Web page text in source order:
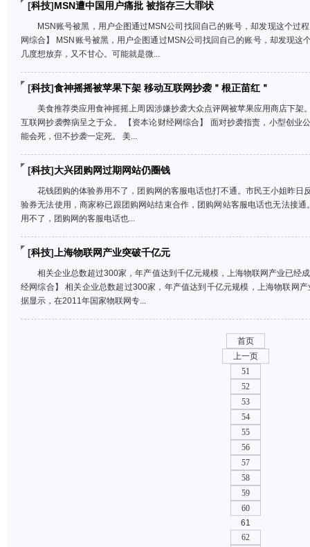
[科技]MSN遭中国用户痛批 被指存三大罪状
MSN账号被黑，用户企图通过MSN公司找回自己的账号，却发现这个过
网综合】 MSN账号被黑，用户企图通过MSN公司找回自己的账号，却发现这
几度想放弃，又不甘心。可能就是微...
[科技]食神摇摇被苹果下架 移动互联网抄袭＂根正苗红＂
美食推荐类应用食神摇摇上周因涉嫌抄袭大众点评网被苹果应用商店下架
互联网抄袭弊病呈之于众。 【资本论财经网综合】 面对抄袭指责，小型创业
能会死，但不抄袭一定死。 美...
[科技]大兴团购网过期网站仍圈钱
花钱团购的体验券用不了，团购网的客服电话也打不通。市民王小姐昨日
验券无法使用，商家称已跟团购网站结束合作，团购网站客服电话也无法接
用不了，团购网的客服电话也...
[科技] 上海物联网产业突破千亿元
相关企业总数超过300家，年产值达到千亿元规模，上海物联网产业已经
经网综合】 相关企业总数超过300家，年产值达到千亿元规模，上海物联网
据显示，在2011年国家物联网专...
首页
上一页
51
52
53
54
55
56
57
58
59
60
61
62